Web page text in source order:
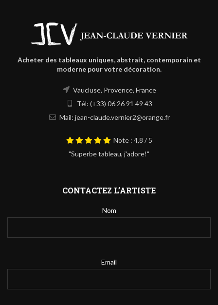
Acheter des tableaux uniques, abstrait, contemporain et
moderne pour votre décoration.
Vaucluse, Provence, France
Tél: (+33) 06 26 91 49 43
Mail: jean-claude.vernier2@orange.fr
Note : 4,8 / 5
"Superbe tableau, j'adore!"
CONTACTEZ L’ARTISTE
Nom
Email